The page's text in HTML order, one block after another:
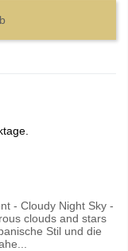
- Cloudy Night Sky -
clouds and stars
Stil und die